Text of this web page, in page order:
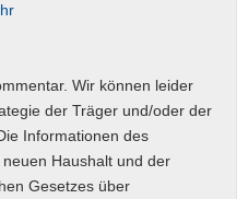
Wir können leider
der Träger und/oder der
Informationen des
Haushalt und der
Gesetzes über